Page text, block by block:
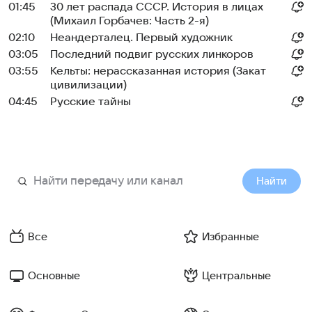
01:45
30 лет распада СССР. История в лицах
(Михаил Горбачев: Часть 2-я)
02:10
Неандерталец. Первый художник
03:05
Последний подвиг русских линкоров
03:55
Кельты: нерассказанная история (Закат
цивилизации)
04:45
Русские тайны
Найти
Все Избранные
Основные Центральные